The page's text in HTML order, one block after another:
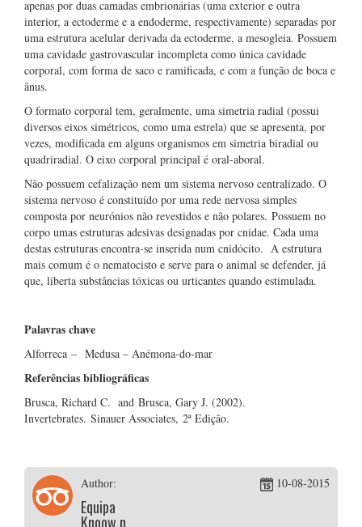
apenas por duas camadas embrionárias (uma exterior e outra
interior, a ectoderme e a endoderme, respectivamente) separadas por
uma estrutura acelular derivada da ectoderme, a mesogleia. Possuem
uma cavidade gastrovascular incompleta como única cavidade
corporal, com forma de saco e ramificada, e com a função de boca e
ânus.
O formato corporal tem, geralmente, uma simetria radial (possui
diversos eixos simétricos, como uma estrela) que se apresenta, por
vezes, modificada em alguns organismos em simetria biradial ou
quadriradial. O eixo corporal principal é oral-aboral.
Não possuem cefalização nem um sistema nervoso centralizado. O
sistema nervoso é constituído por uma rede nervosa simples
composta por neurónios não revestidos e não polares. Possuem no
corpo umas estruturas adesivas designadas por cnidae. Cada uma
destas estruturas encontra-se inserida num cnidócito. A estrutura
mais comum é o nematocisto e serve para o animal se defender, já
que, liberta substâncias tóxicas ou urticantes quando estimulada.
Palavras chave
Alforreca – Medusa – Anémona-do-mar
Referências bibliográficas
Brusca, Richard C. and Brusca, Gary J. (2002).
Invertebrates. Sinauer Associates, 2ª Edição.
Author:
Equipa
Knoow.net
10-08-2015